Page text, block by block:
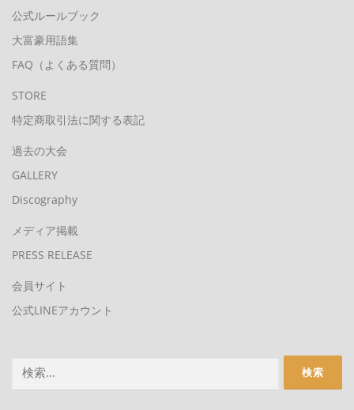
公式ルールブック
大富豪用語集
FAQ（よくある質問）
STORE
特定商取引法に関する表記
過去の大会
GALLERY
Discography
メディア掲載
PRESS RELEASE
会員サイト
公式LINEアカウント
索: